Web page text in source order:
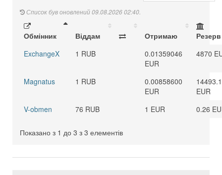
Список був оновлений 09.08.2026 02:40.
Обмінник Віддам Отримаю
Резерв
ExchangeX
1 RUB
0.01359046
EUR
4870
Magnatus 1 RUB
0.00858600
EUR
EUR
V-obmen
76 RUB 1 EUR 0.26
Показано з 1 до 3 з 3 елементів